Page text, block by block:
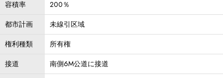
容積率
200％
都市計画
未線引区域
権利種類
所有権
接道
南側6M公道に接道